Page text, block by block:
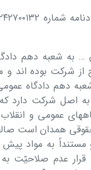
… به شعبه دھم
دھم دادگاه
اصل شرکت دارد
آیین دادرسی دادگاهھای
ھمدان است
عدم صلاحیّت به